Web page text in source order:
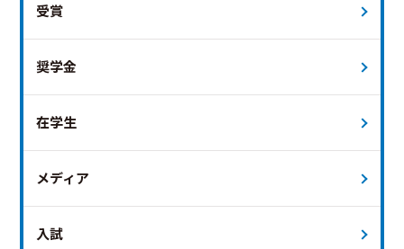
受賞
奨学金
在学生
メディア
入試